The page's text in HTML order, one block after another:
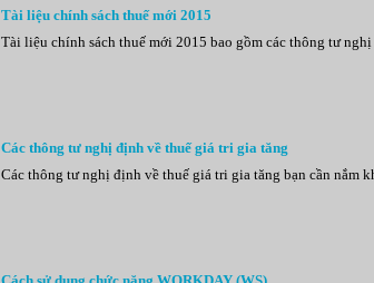
Tài liệu chính sách thuế mới 2015
Tài liệu chính sách thuế mới 2015 bao gồm các thông tư
Các thông tư nghị định về thuế giá tri gia tăng
Các thông tư nghị định về thuế giá tri gia tăng bạn cần nắm